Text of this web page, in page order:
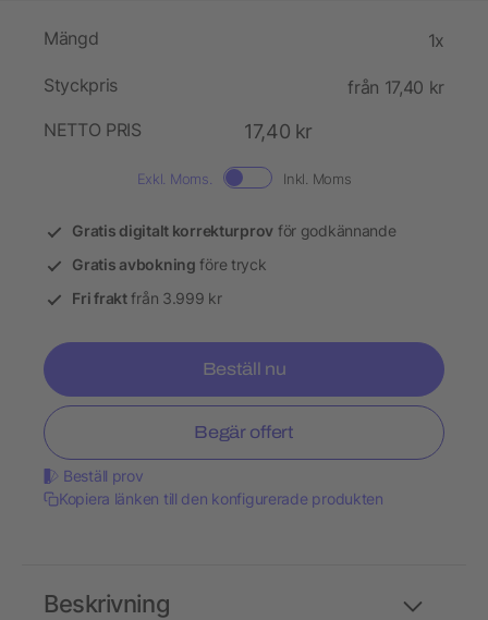
Mängd 1x
Styckpris
från 17,40 kr
NETTO PRIS
17,40 kr
Exkl. Moms. Inkl. Moms
Gratis digitalt korrekturprov för godkännande
Gratis avbokning före tryck
Fri fraktfrån 3.999 kr
Beställ nu
Begär offert
Beställ prov
Kopiera länken till den konfigurerade produkten
Beskrivning